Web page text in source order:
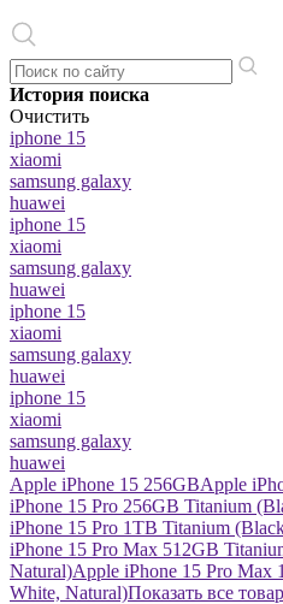
История поиска
Очистить
iphone 15
xiaomi
samsung galaxy
huawei
iphone 15
xiaomi
samsung galaxy
huawei
iphone 15
xiaomi
samsung galaxy
huawei
iphone 15
xiaomi
samsung galaxy
huawei
Apple iPhone 15 256GBApple
iPhone 15 Pro 256GB Titanium
iPhone 15 Pro 1TB Titanium
iPhone 15 Pro Max 512GB
Natural)Apple iPhone 15 Pro Max
White, Natural)Показать все